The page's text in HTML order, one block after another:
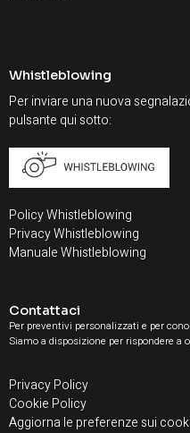
Whistleblowing
Per inviare una nuova
pulsante qui sotto:
Policy Whistleblowing
Privacy Whistleblowing
Manuale Whistleblowing
Contattaci
Per preventivi personalizzati e per
Siamo a disposizione per rispondere a
Privacy Policy
Cookie Policy
Aggiorna le preferenze sui